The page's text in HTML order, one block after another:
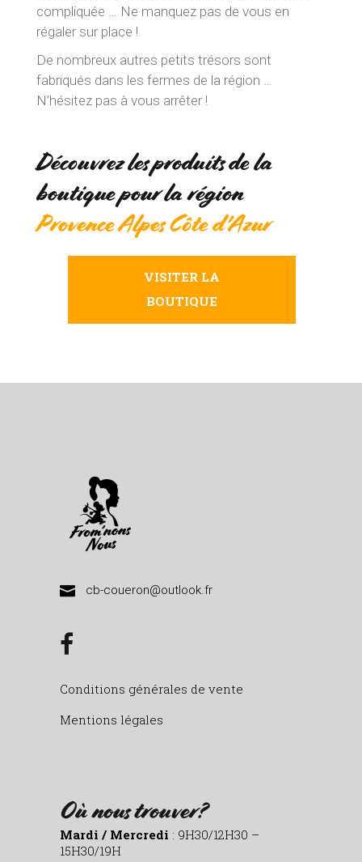
compliquée … Ne manquez pas de vous en
régaler sur place !
De nombreux autres petits trésors sont
fabriqués dans les fermes de la région …
N’hésitez pas à vous arrêter !
Découvrez les produits de la
boutique pour la région
Provence Alpes Côte d'Azur
VISITER LA
BOUTIQUE
cb-coueron@outlook.fr
Conditions générales de vente
Mentions légales
Où nous trouver?
Mardi / Mercredi : 9H30/12H30 –
15H30/19H